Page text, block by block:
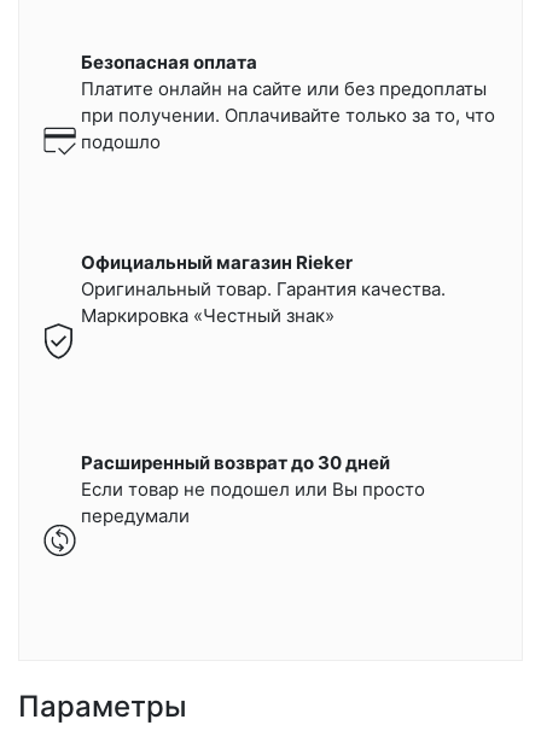
Безопасная оплата
Платите онлайн на сайте или без предоплаты
при получении. Оплачивайте только за то, что
подошло
Официальный магазин Rieker
Оригинальный товар. Гарантия качества.
Маркировка «Честный знак»
Расширенный возврат до 30 дней
Если товар не подошел или Вы просто
передумали
Параметры